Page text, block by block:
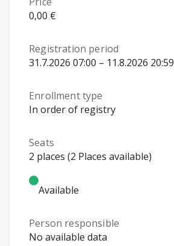
0,00 €
Registration period
31.7.2026 07:00 – 11.8.2026 20:59
Enrollment type
In order of registry
Seats
2 places (2 Places available)
Available
Person responsible
No available data